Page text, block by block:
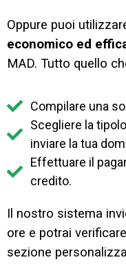
Oppure puoi
economico ed
MAD. Tutto quello
Compilare una
Scegliere la
inviare la tua
Effettuare il
credito.
Il nostro sistema
ore e potrai
sezione